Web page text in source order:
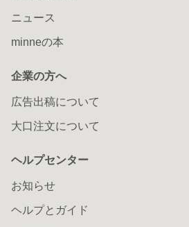
ニュース
minneの本
企業の方へ
広告出稿について
大口注文について
ヘルプセンター
お知らせ
ヘルプとガイド